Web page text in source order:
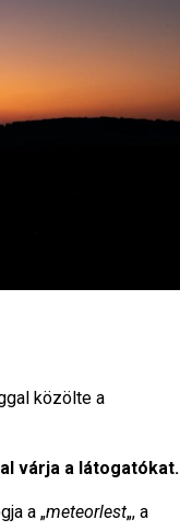
közölte a
várja a látogatókat.
a „meteorlest„, a